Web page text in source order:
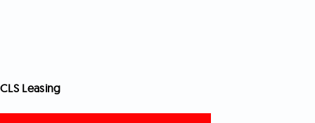
CLS Leasing